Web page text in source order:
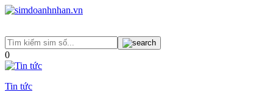
0
Tin tức